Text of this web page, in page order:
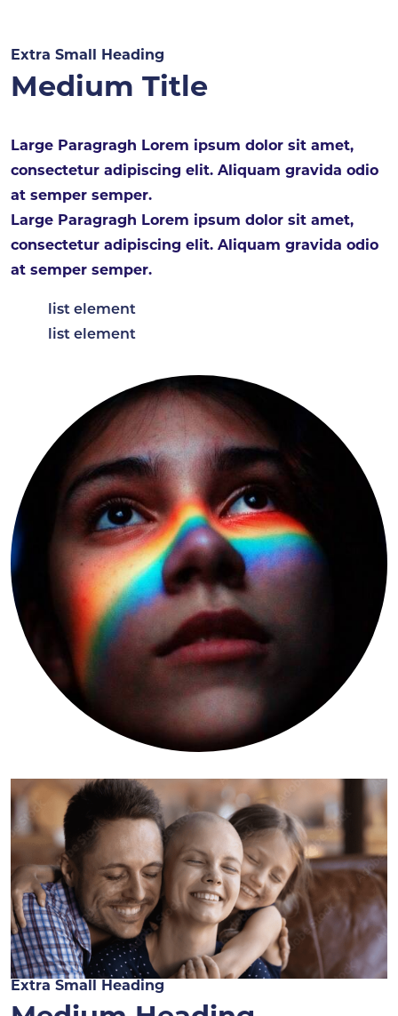
Extra Small Heading
Medium Title
Large Paragragh Lorem ipsum dolor sit amet,
consectetur adipiscing elit. Aliquam gravida odio
at semper semper.
Large Paragragh Lorem ipsum dolor sit amet,
consectetur adipiscing elit. Aliquam gravida odio
at semper semper.
list element
list element
Extra Small Heading